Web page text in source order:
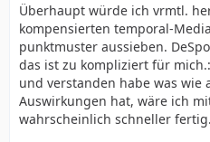
Überhaupt würde ich vrmtl.
kompensierten temporal-
punktmuster aussieben.
das ist zu kompliziert für
und verstanden habe was wie
Auswirkungen hat, wäre ich
wahrscheinlich schneller fertig.